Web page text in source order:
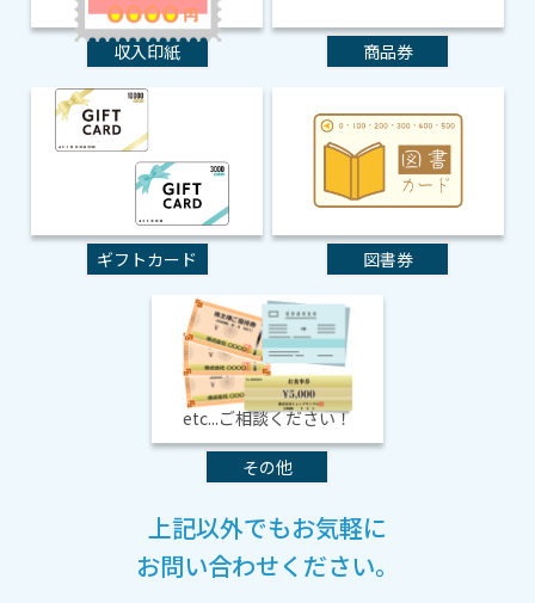
収入印紙 商品券
ギフトカード 図書券
etc...ご相談ください！
その他
上記以外でもお気軽に
お問い合わせください。